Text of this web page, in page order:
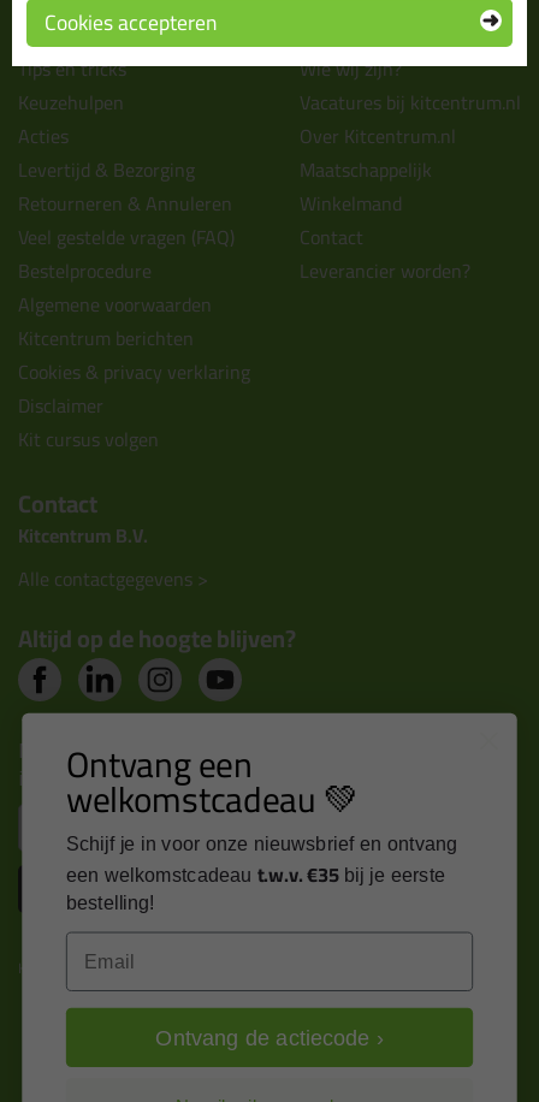
Informatie
Tips en tricks
Keuzehulpen
Acties
Levertijd & Bezorging
Retourneren & Annuleren
Veel gestelde vragen (FAQ)
Bestelprocedure
Algemene voorwaarden
Kitcentrum berichten
Cookies & privacy verklaring
Disclaimer
Kit cursus volgen
Wie wij zijn?
Vacatures bij kitcentrum.nl
Over Kitcentrum.nl
Maatschappelijk
Winkelmand
Contact
Leverancier worden?
Contact
Kitcentrum B.V.
Alle contactgegevens >
Altijd op de hoogte blijven?
Nieuws, tips en exclusieve deals rechtstreeks in je
inbox
Inschrijven
Kitcentrum is trots op:
Cookies accepteren
Ontvang een
welkomstcadeau 💚
Schijf je in voor onze nieuwsbrief en ontvang
een welkomstcadeau t.w.v. €35 bij je eerste
bestelling!
Email
Ontvang de actiecode ›